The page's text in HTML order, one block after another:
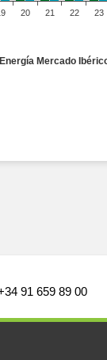
Energía Mercado
20 21 22 23
91 659 89 00